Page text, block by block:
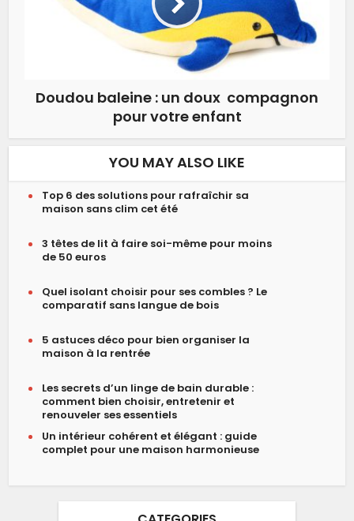
Doudou baleine : un doux compagnon
pour votre enfant
YOU MAY ALSO LIKE
Top 6 des solutions pour rafraîchir sa
maison sans clim cet été
3 têtes de lit à faire soi-même pour moins
de 50 euros
Quel isolant choisir pour ses combles ? Le
comparatif sans langue de bois
5 astuces déco pour bien organiser la
maison à la rentrée
Les secrets d’un linge de bain durable :
comment bien choisir, entretenir et
renouveler ses essentiels
Un intérieur cohérent et élégant : guide
complet pour une maison harmonieuse